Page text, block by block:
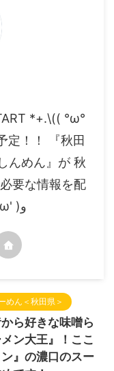
は、横手ハッピータウン
ており 近くにME ...
*+.\(( °ω°
定！！ 『秋田
んめん』が 秋
要な情報を配
信していきます٩( 'ω' )و
めん＜秋田県＞
ら好きな味噌ら
ン大王』！ここ
』の濃口のスー